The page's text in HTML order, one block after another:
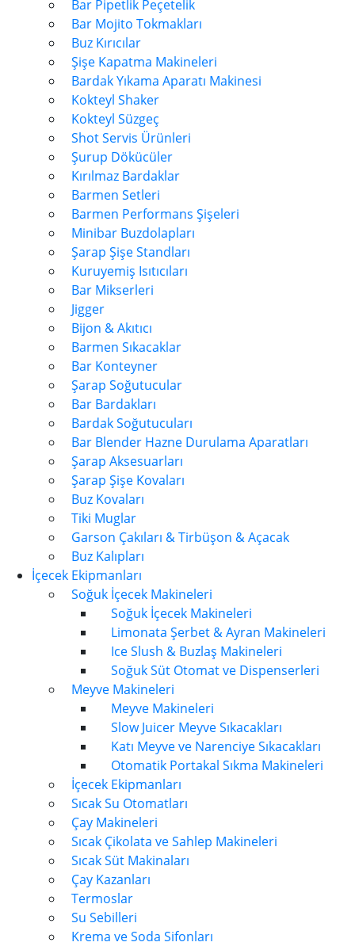
Bar Pipetlik Peçetelik
Bar Mojito Tokmakları
Buz Kırıcılar
Şişe Kapatma Makineleri
Bardak Yıkama Aparatı Makinesi
Kokteyl Shaker
Kokteyl Süzgeç
Shot Servis Ürünleri
Şurup Dökücüler
Kırılmaz Bardaklar
Barmen Setleri
Barmen Performans Şişeleri
Minibar Buzdolapları
Şarap Şişe Standları
Kuruyemiş Isıtıcıları
Bar Mikserleri
Jigger
Bijon & Akıtıcı
Barmen Sıkacaklar
Bar Konteyner
Şarap Soğutucular
Bar Bardakları
Bardak Soğutucuları
Bar Blender Hazne Durulama Aparatları
Şarap Aksesuarları
Şarap Şişe Kovaları
Buz Kovaları
Tiki Muglar
Garson Çakıları & Tirbüşon & Açacak
Buz Kalıpları
İçecek Ekipmanları
Soğuk İçecek Makineleri
Soğuk İçecek Makineleri
Limonata Şerbet & Ayran Makineleri
Ice Slush & Buzlaş Makineleri
Soğuk Süt Otomat ve Dispenserleri
Meyve Makineleri
Meyve Makineleri
Slow Juicer Meyve Sıkacakları
Katı Meyve ve Narenciye Sıkacakları
Otomatik Portakal Sıkma Makineleri
İçecek Ekipmanları
Sıcak Su Otomatları
Çay Makineleri
Sıcak Çikolata ve Sahlep Makineleri
Sıcak Süt Makinaları
Çay Kazanları
Termoslar
Su Sebilleri
Krema ve Soda Sifonları